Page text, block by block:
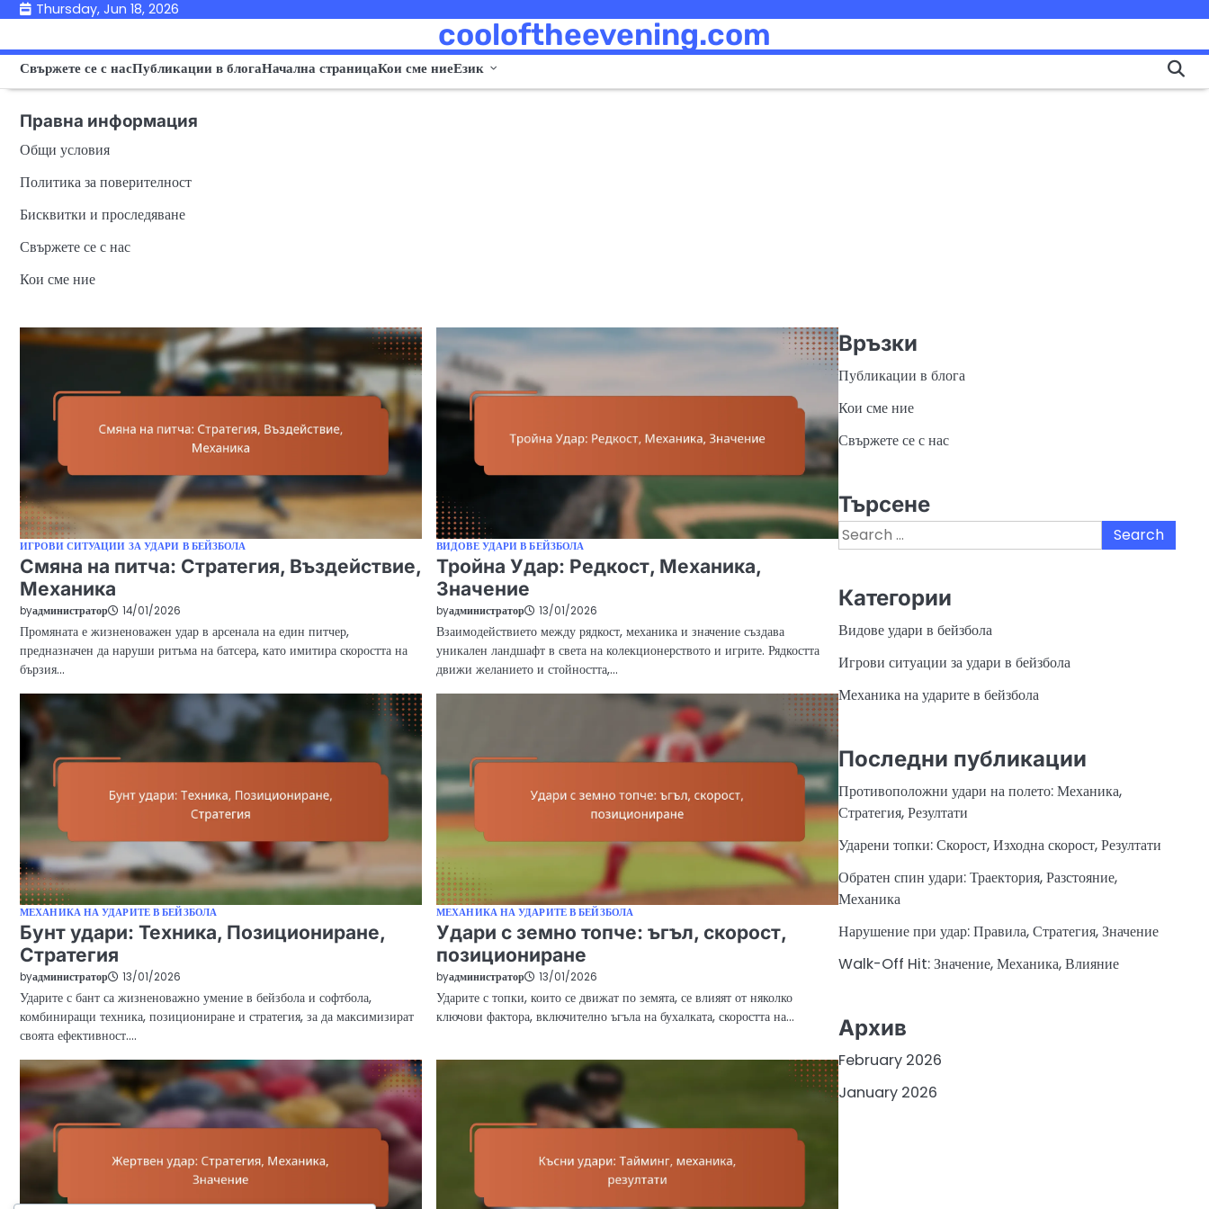
Skip
content
Thursday, Jun 18, 2026
cooloftheevening.com
Свържете се с насПубликации в блогаНачална страницаКои сме ниеЕзик
Правна информация
Общи условия
Политика за поверителност
Бисквитки и проследяване
Свържете се с нас
Кои сме ние
ИГРОВИ СИТУАЦИИ ЗА УДАРИ В БЕЙЗБОЛА
Смяна на питча: Стратегия, Въздействие,
Механика
byадминистратор 14/01/2026
Промяната е жизненоважен удар в арсенала на един питчер,
предназначен да наруши ритъма на батсера, като имитира скоростта на
бързия…
ВИДОВЕ УДАРИ В БЕЙЗБОЛА
Тройна Удар: Редкост, Механика,
Значение
byадминистратор 13/01/2026
Взаимодействието между рядкост, механика и значение създава
уникален ландшафт в света на колекционерството и игрите. Рядкостта
движи желанието и стойността,…
МЕХАНИКА НА УДАРИТЕ В БЕЙЗБОЛА
Бунт удари: Техника, Позициониране,
Стратегия
byадминистратор 13/01/2026
Ударите с бант са жизненоважно умение в бейзбола и софтбола,
комбиниращи техника, позициониране и стратегия, за да максимизират
своята ефективност.…
МЕХАНИКА НА УДАРИТЕ В БЕЙЗБОЛА
Удари с земно топче: ъгъл, скорост,
позициониране
byадминистратор 13/01/2026
Ударите с топки, които се движат по земята, се влияят от няколко
ключови фактора, включително ъгъла на бухалката, скоростта на…
Връзки
Публикации в блога
Кои сме ние
Свържете се с нас
Търсене
Search
for:
Категории
Видове удари в бейзбола
Игрови ситуации за удари в бейзбола
Механика на ударите в бейзбола
Последни публикации
Противоположни удари на полето: Механика,
Стратегия, Резултати
Ударени топки: Скорост, Изходна скорост, Резултати
Обратен спин удари: Траектория, Разстояние,
Механика
Нарушение при удар: Правила, Стратегия, Значение
Walk-Off Hit: Значение, Механика, Влияние
Архив
February 2026
January 2026